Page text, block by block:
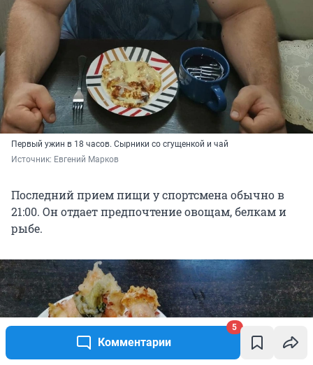
Комментарии
5
Первый ужин в 18 часов. Сырники со сгущенкой и чай
Источник: Евгений Марков
Последний прием пищи у спортсмена обычно в
21:00. Он отдает предпочтение овощам, белкам и
рыбе.